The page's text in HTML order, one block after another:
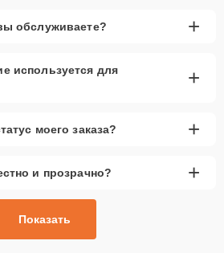
обслуживаете? +
используется для
+
моего заказа? +
и прозрачно? +
Показать